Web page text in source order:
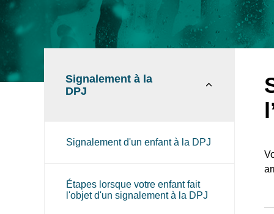
Signalement à la
DPJ
Signalement d'un enfant à la DPJ
Étapes lorsque votre enfant fait
l'objet d'un signalement à la DPJ